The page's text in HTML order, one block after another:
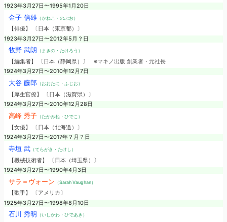
1923年3月27日〜1995年1月20日
金子 信雄（かねこ・のぶお）
【俳優】 〔日本（東京都）〕
1923年3月27日〜2012年5月？日
牧野 武朗 （まきの・たけろう）
【編集者】 〔日本（静岡県）〕 ※マキノ出版 創業者・元社長
1924年3月27日〜2010年12月7日
大谷 藤郎（おおたに・ふじお）
【厚生官僚】 〔日本（滋賀県）〕
1924年3月27日〜2010年12月28日
高峰 秀子（たかみね・ひでこ）
【女優】 〔日本（北海道）〕
1924年3月27日〜2017年？月？日
寺垣 武（てらがき・たけし）
【機械技術者】 〔日本（埼玉県）〕
1924年3月27日〜1990年4月3日
サラ＝ヴォーン （Sarah Vaughan）
【歌手】 〔アメリカ〕
1925年3月27日〜1998年8月10日
石川 秀明 （いしかわ・ひであき）